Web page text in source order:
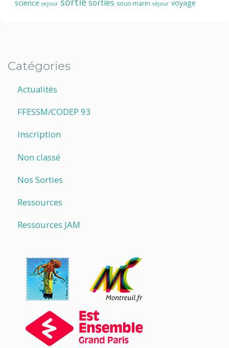
science sejour sorties sous-marin séjour voyage
Catégories
Actualités
FFESSM/CODEP 93
Inscription
Non classé
Nos Sorties
Ressources
Ressources JAM